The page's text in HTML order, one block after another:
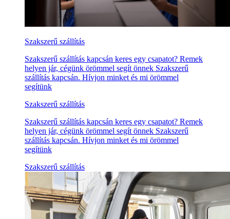
Szakszerű szállítás
Szakszerű szállítás kapcsán keres egy csapatot? Remek
helyen jár, cégünk örömmel segít önnek Szakszerű
szállítás kapcsán. Hívjon minket és mi örömmel
segítünk
Szakszerű szállítás
Szakszerű szállítás kapcsán keres egy csapatot? Remek
helyen jár, cégünk örömmel segít önnek Szakszerű
szállítás kapcsán. Hívjon minket és mi örömmel
segítünk
Szakszerű szállítás